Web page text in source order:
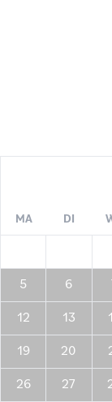
MA DI
5 6
12 13
19 20
26 27